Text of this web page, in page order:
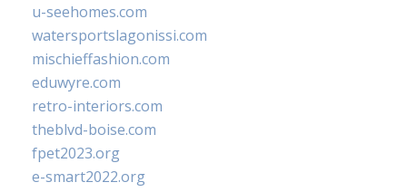
u-seehomes.com
watersportslagonissi.com
mischieffashion.com
eduwyre.com
retro-interiors.com
theblvd-boise.com
fpet2023.org
e-smart2022.org